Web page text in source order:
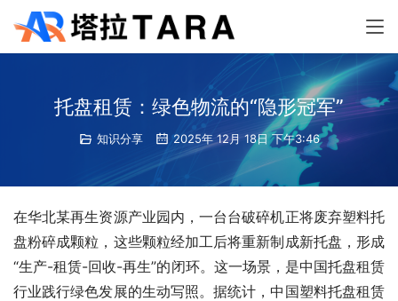
托盘租赁：绿色物流的“隐形冠军”
知识分享 2025年 12月 18日 下午3:46
在华北某再生资源产业园内，一台台破碎机正将废弃塑料托
盘粉碎成颗粒，这些颗粒经加工后将重新制成新托盘，形成
“生产-租赁-回收-再生”的闭环。这一场景，是中国托盘租赁
行业践行绿色发展的生动写照。据统计，中国塑料托盘租赁